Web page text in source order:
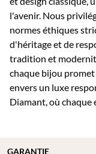
l'avenir. Nous
normes éthiques
d'héritage et de
tradition et
chaque bijou
envers un luxe
Diamant, où chaque
GARANTIE